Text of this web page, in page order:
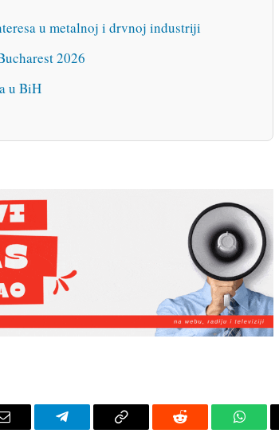
u metalnoj i drvnoj industriji
2026
u BiH
Email Telegram Copy
Reddit